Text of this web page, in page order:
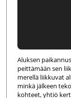
Aluksen
peittämään sen
merellä liikkuvat
minkä jälkeen
kohteet, yhtiö